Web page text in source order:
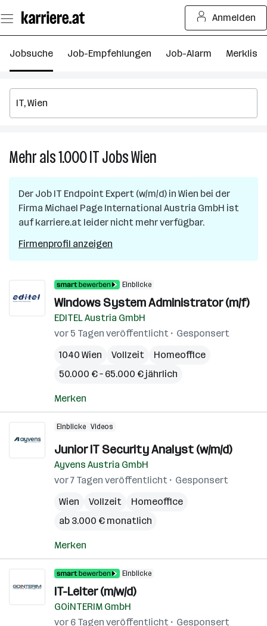
Seiteninhalt
springen
Anmelden
Jobsuche Job-Empfehlungen Job-Alarm Merkliste
Mehr als 1.000ITJobsWien
IT
Jobs
in
Der Job IT Endpoint Expert (w/m/d) in Wien bei der
Firma Michael Page International Austria GmbH ist
auf karriere.at leider nicht mehr verfügbar.
Firmenprofil anzeigen
Einblicke
Windows System Administrator (m/f)
EDITEL Austria GmbH
vor 5 Tagen veröffentlicht
Gesponsert
1040 Wien
Vollzeit
Homeoffice
50.000 € – 65.000 € jährlich
Merken
Einblicke Videos
Junior IT Security Analyst (w/m/d)
Ayvens Austria GmbH
vor 7 Tagen veröffentlicht
Gesponsert
Wien
Vollzeit
Homeoffice
ab 3.000 € monatlich
Merken
Einblicke
IT-Leiter (m/w/d)
GOiNTERIM GmbH
vor 6 Tagen veröffentlicht
Gesponsert